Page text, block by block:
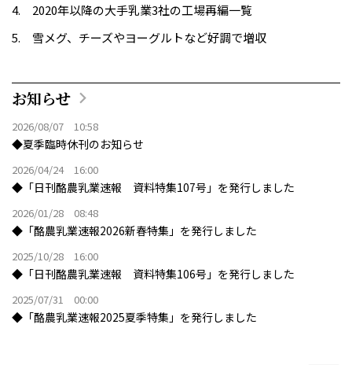
2020年以降の大手乳業3社の工場再編一覧
雪メグ、チーズやヨーグルトなど好調で増収
お知らせ
2026/08/07 10:58
◆夏季臨時休刊のお知らせ
2026/04/24 16:00
◆「日刊酪農乳業速報 資料特集107号」を発行しました
2026/01/28 08:48
◆「酪農乳業速報2026新春特集」を発行しました
2025/10/28 16:00
◆「日刊酪農乳業速報 資料特集106号」を発行しました
2025/07/31 00:00
◆「酪農乳業速報2025夏季特集」を発行しました